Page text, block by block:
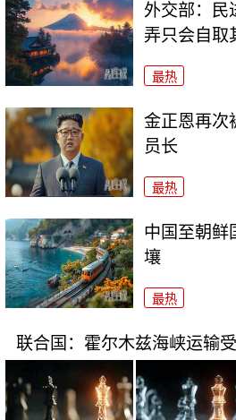
外交部：民
弄只会自取
最热
金正恩再次
员长
最热
中国至朝鲜
壤
最热
联合国：霍尔木兹海峡运输